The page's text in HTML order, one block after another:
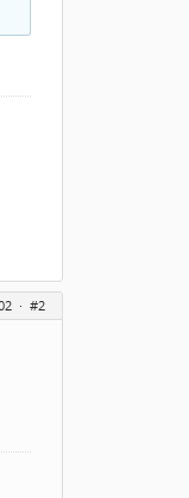
· #2